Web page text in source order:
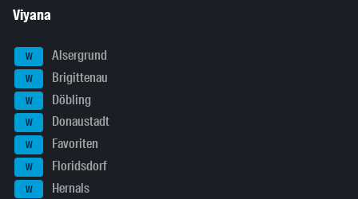
Viyana
W Alsergrund
W Brigittenau
W Döbling
W Donaustadt
W Favoriten
W Floridsdorf
W Hernals